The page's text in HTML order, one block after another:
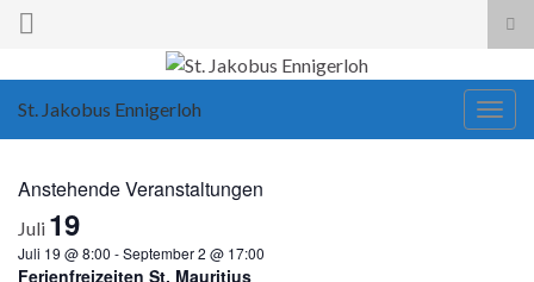
Search for:
St. Jakobus Ennigerloh
Anstehende Veranstaltungen
Juli 19
Juli 19 @ 8:00 -September 2 @ 17:00
Ferienfreizeiten St. Mauritius